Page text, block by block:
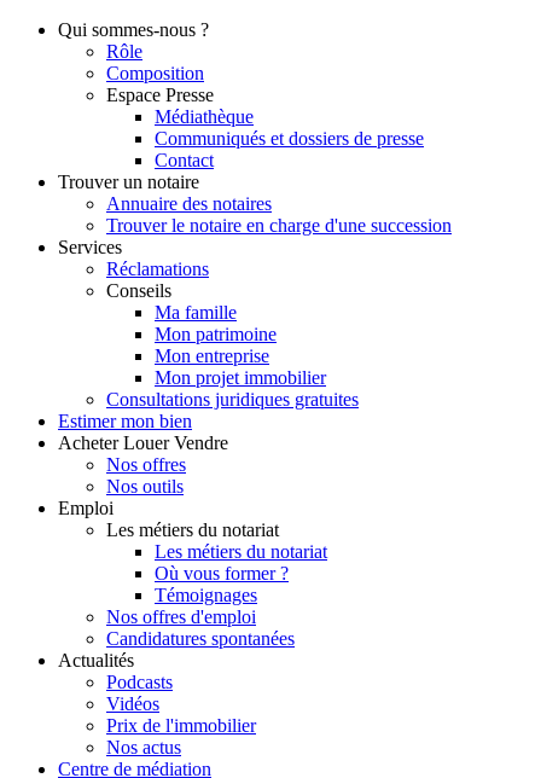
Qui sommes-nous ?
Rôle
Composition
Espace Presse
Médiathèque
Communiqués et dossiers de presse
Contact
Trouver un notaire
Annuaire des notaires
Trouver le notaire en charge d'une succession
Services
Réclamations
Conseils
Ma famille
Mon patrimoine
Mon entreprise
Mon projet immobilier
Consultations juridiques gratuites
Estimer mon bien
Acheter Louer Vendre
Nos offres
Nos outils
Emploi
Les métiers du notariat
Les métiers du notariat
Où vous former ?
Témoignages
Nos offres d'emploi
Candidatures spontanées
Actualités
Podcasts
Vidéos
Prix de l'immobilier
Nos actus
Centre de médiation